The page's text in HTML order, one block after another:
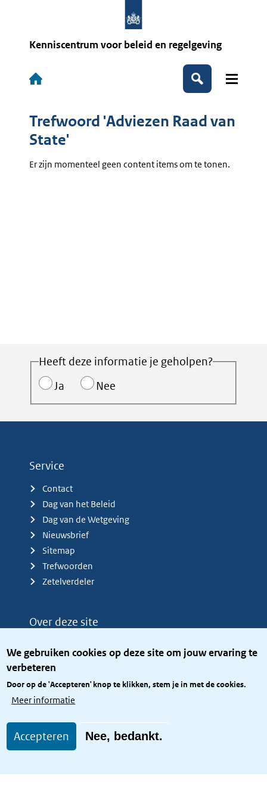
We gebruiken cookies op deze site om jouw ervaring te
verbeteren
Door op de 'Accepteren' knop te klikken, stem je in met de cookies.
Meer informatie
Accepteren Nee, bedankt.
Kenniscentrum voor beleid en regelgeving
Hoofdnavigatie
Zoeken
Trefwoord 'Adviezen Raad van
State'
Er zijn momenteel geen content items om te tonen.
Heeft deze informatie je geholpen?
Ja
Nee
Service
Contact
Dag van het Beleid
Dag van de Wetgeving
Nieuwsbrief
Sitemap
Trefwoorden
Zetelverdeler
Over deze site
Privacy
Toegang site openbaar
Toegankelijkheid